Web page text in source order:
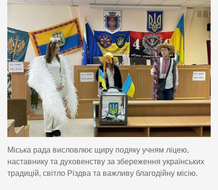
Міська рада висловлює щиру подяку учням ліцею,
наставнику та духовенству за збереження українських
традицій, світло Різдва та важливу благодійну місію.